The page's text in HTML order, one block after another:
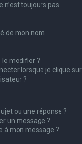
n’est toujours pas
de mon nom
le modifier ?
lorsque je clique sur
?
ou une réponse ?
un message ?
à mon message ?